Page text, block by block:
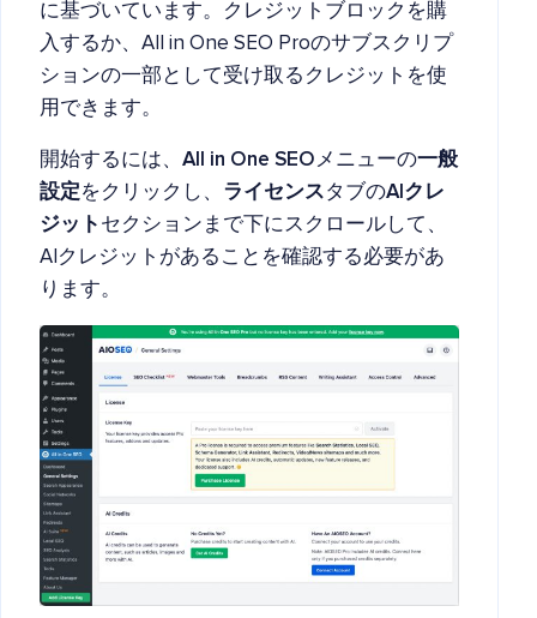
に基づいています。クレジットブロックを購
入するか、All in One SEO Proのサブスクリプ
ションの一部として受け取るクレジットを使
用できます。
開始するには、 All in One SEOメニューの一般
設定をクリックし、 ライセンスタブのAIクレ
ジット セクションまで下にスクロールして、
AIクレジットがあることを確認する必要があ
ります。